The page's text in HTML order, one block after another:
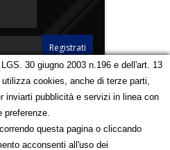
Eventi Foto Carnevale
Contatti
Mappa
30 giugno 2003 n.196 e dell'art. 13
cookies, anche di terze parti,
inviarti pubblicità e servizi in linea con
preferenze.
questa pagina o cliccando
acconsenti all'uso dei